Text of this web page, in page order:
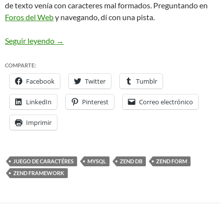
de texto venía con caracteres mal formados. Preguntando en
Foros del Weby navegando, dí con una pista.
Seguir leyendo ZendFramework: problemas de codificación de
→
COMPARTE:
Facebook Twitter Tumblr
LinkedIn Pinterest Correo electrónico
Imprimir
JUEGO DE CARACTÉRES MYSQL ZEND DB
ZEND FORM
ZEND FRAMEWORK